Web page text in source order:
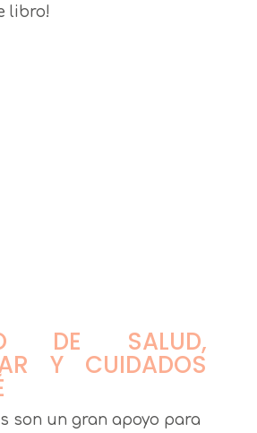
libro!
DE SALUD,
Y CUIDADOS
son un gran apoyo para